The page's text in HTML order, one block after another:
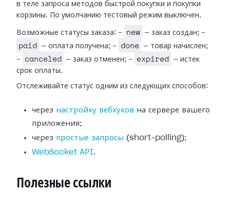
в теле запроса методов быстрой покупки и покупки
корзины. По умолчанию тестовый режим выключен.
Возможные статусы заказа: - new — заказ создан; -
paid — оплата получена; - done — товар начислен;
-
canceled — заказ отменен; - expired — истек
срок оплаты.
Отслеживайте статус одним из следующих способов:
через настройку вебхуков на сервере вашего
приложения;
через простые запросы (short-polling);
WebSocket API.
Полезные ссылки